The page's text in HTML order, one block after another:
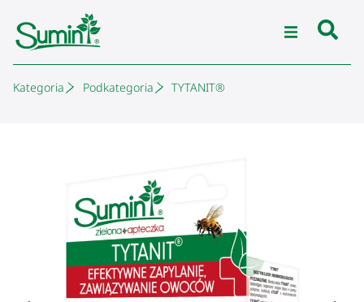
Kategoria Podkategoria TYTANIT®